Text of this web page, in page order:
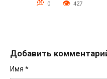
0 427
Добавить
Имя *